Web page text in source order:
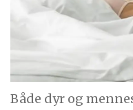
Både dyr og